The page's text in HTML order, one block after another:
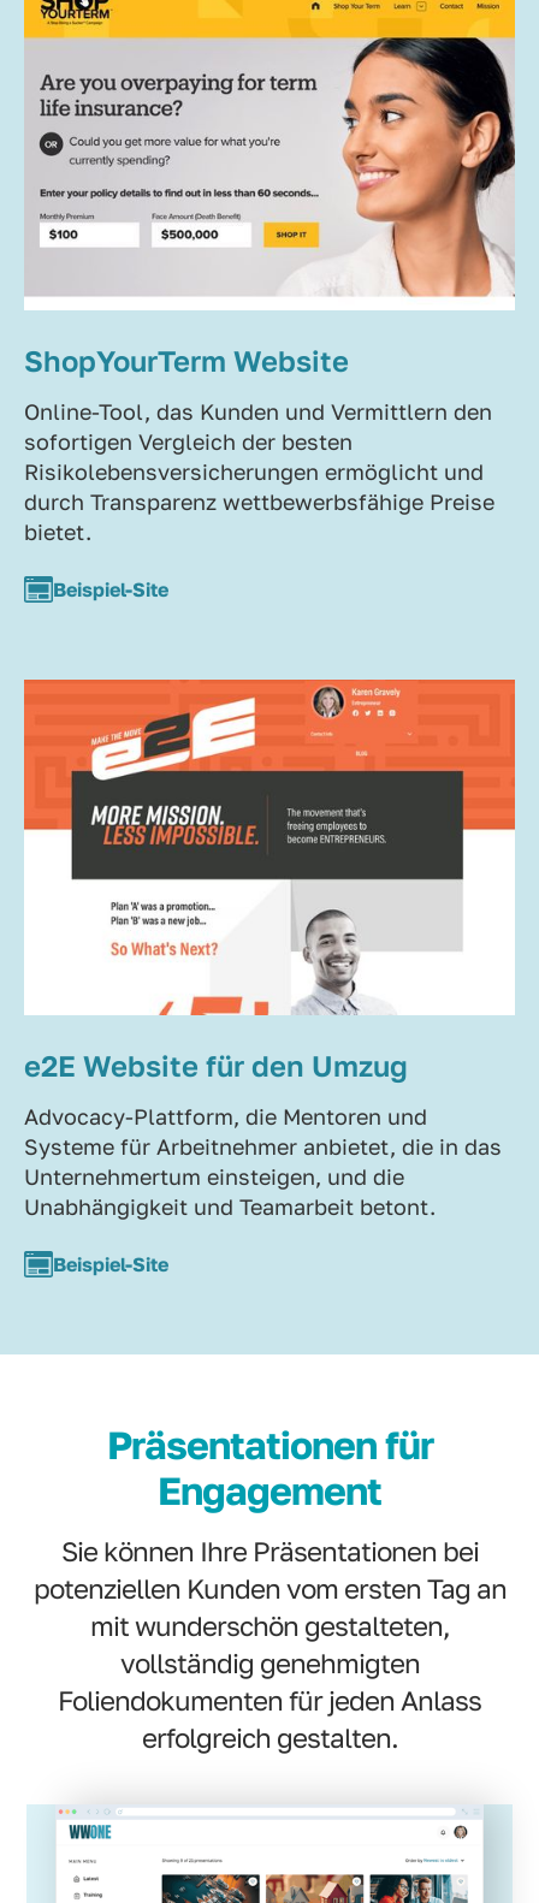
ShopYourTerm Website
Online-Tool, das Kunden und Vermittlern den
sofortigen Vergleich der besten
Risikolebensversicherungen ermöglicht und
durch Transparenz wettbewerbsfähige Preise
bietet.
Beispiel-Site
e2E Website für den Umzug
Advocacy-Plattform, die Mentoren und
Systeme für Arbeitnehmer anbietet, die in das
Unternehmertum einsteigen, und die
Unabhängigkeit und Teamarbeit betont.
Beispiel-Site
Präsentationen für
Engagement
Sie können Ihre Präsentationen bei
potenziellen Kunden vom ersten Tag an
mit wunderschön gestalteten,
vollständig genehmigten
Foliendokumenten für jeden Anlass
erfolgreich gestalten.